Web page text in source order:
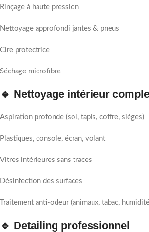
Rinçage à haute pression
Nettoyage approfondi jantes & pneus
Cire protectrice
Séchage microfibre
🔹 Nettoyage intérieur
Aspiration profonde (sol, tapis, coffre, sièges)
Plastiques, console, écran, volant
Vitres intérieures sans traces
Désinfection des surfaces
Traitement anti-odeur (animaux, tabac,
🔹 Detailing professionnel